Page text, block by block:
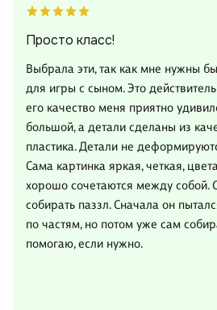
Просто класс!
Выбрала эти, так как мне нужны
для игры с сыном. Это
его качество меня приятно
большой, а детали сделаны из
пластика. Детали не
Сама картинка яркая, четкая,
хорошо сочетаются между собой.
собирать паззл. Сначала он
по частям, но потом уже сам
помогаю, если нужно.